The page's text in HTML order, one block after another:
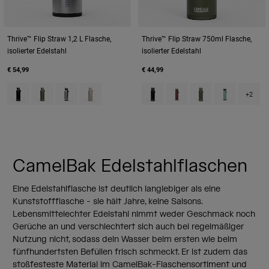
Thrive™ Flip Straw 1,2 L Flasche,
isolierter Edelstahl
€ 54,99
Product swatch type of Black.
Product swatch type of Moss Green.
Product swatch type of Stainless.
Product swatch type of Stone.
Thrive™ Flip Straw 750ml Flasche,
isolierter Edelstahl
€ 44,99
Product swatch type of Black.
Product swatch type of
Product swatch
Product
+2
CamelBak Edelstahlflaschen
Eine Edelstahlflasche ist deutlich langlebiger als eine
Kunststoffflasche - sie hält Jahre, keine Saisons.
Lebensmittelechter Edelstahl nimmt weder Geschmack noch
Gerüche an und verschlechtert sich auch bei regelmäßiger
Nutzung nicht, sodass dein Wasser beim ersten wie beim
fünfhundertsten Befüllen frisch schmeckt. Er ist zudem das
stoßfesteste Material im CamelBak-Flaschensortiment und